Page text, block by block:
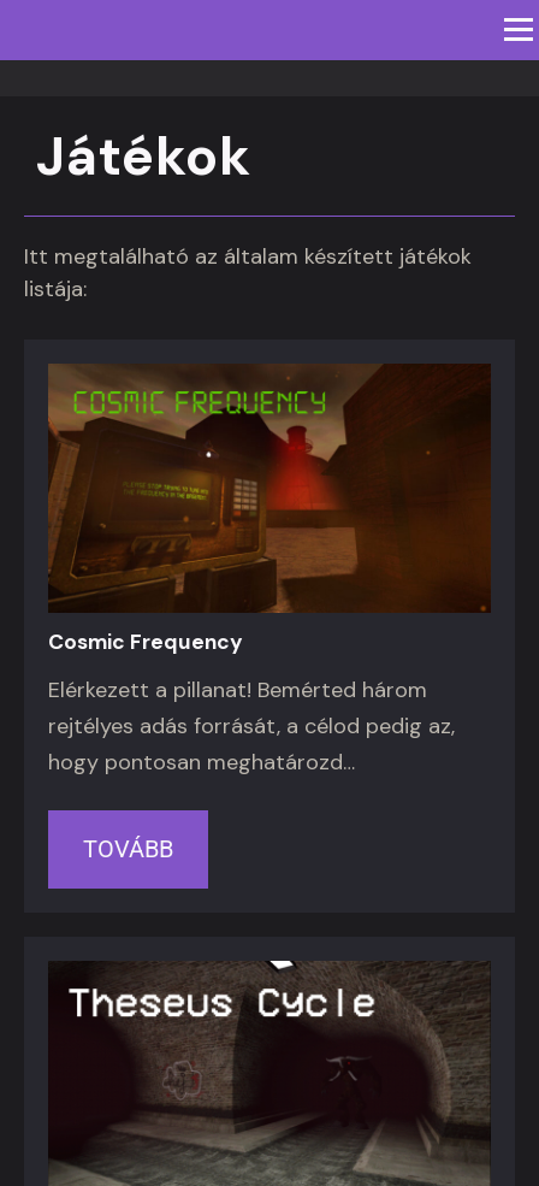
TARTALMAK IMPRESSZUM
Játékok
Itt megtalálható az általam készített játékok
listája:
Cosmic Frequency
Elérkezett a pillanat! Bemérted három
rejtélyes adás forrását, a célod pedig az,
hogy pontosan meghatározd…
TOVÁBB